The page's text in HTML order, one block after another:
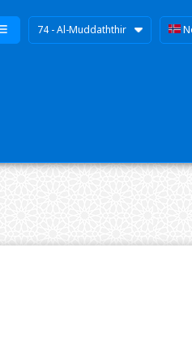
74 - Al-Muddaththir